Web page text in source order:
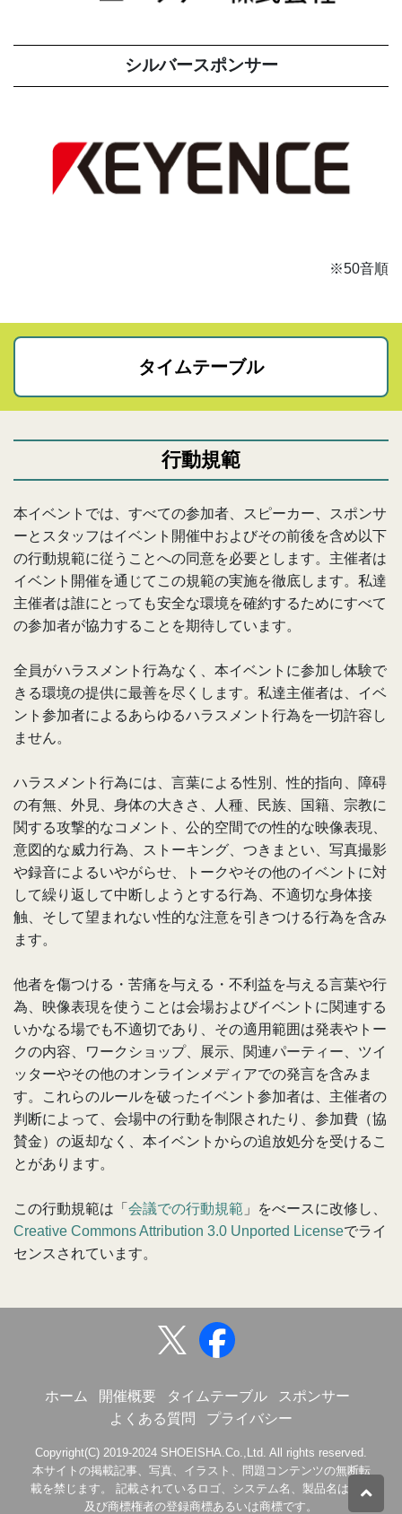
シルバースポンサー
※50音順
タイムテーブル
行動規範
本イベントでは、すべての参加者、スピーカー、スポンサ
ーとスタッフはイベント開催中およびその前後を含め以下
の行動規範に従うことへの同意を必要とします。主催者は
イベント開催を通じてこの規範の実施を徹底します。私達
主催者は誰にとっても安全な環境を確約するためにすべて
の参加者が協力することを期待しています。
全員がハラスメント行為なく、本イベントに参加し体験で
きる環境の提供に最善を尽くします。私達主催者は、イベ
ント参加者によるあらゆるハラスメント行為を一切許容し
ません。
ハラスメント行為には、言葉による性別、性的指向、障碍
の有無、外見、身体の大きさ、人種、民族、国籍、宗教に
関する攻撃的なコメント、公的空間での性的な映像表現、
意図的な威力行為、ストーキング、つきまとい、写真撮影
や録音によるいやがらせ、トークやその他のイベントに対
して繰り返して中断しようとする行為、不適切な身体接
触、そして望まれない性的な注意を引きつける行為を含み
ます。
他者を傷つける・苦痛を与える・不利益を与える言葉や行
為、映像表現を使うことは会場およびイベントに関連する
いかなる場でも不適切であり、その適用範囲は発表やトー
クの内容、ワークショップ、展示、関連パーティー、ツイ
ッターやその他のオンラインメディアでの発言を含みま
す。これらのルールを破ったイベント参加者は、主催者の
判断によって、会場中の行動を制限されたり、参加費（協
賛金）の返却なく、本イベントからの追放処分を受けるこ
とがあります。
この行動規範は「 会議での行動規範 」をべースに改修し、
Creative Commons Attribution 3.0 Unported Licenseでライ
センスされています。
ホーム 開催概要 タイムテーブル
スポンサー
よくある質問
プライバシー
Copyright(C) 2019-2024 SHOEISHA.Co.,Ltd. All rights reserved.
本サイトの掲載記事、写真、イラスト、問題コンテンツの無断転
載を禁じます。 記載されているロゴ、システム名、製品名は各社
及び商標権者の登録商標あるいは商標です。